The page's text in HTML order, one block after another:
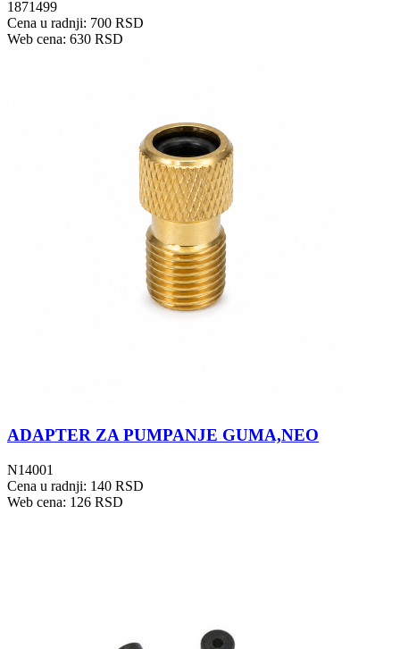
1871499
Cena u radnji: 700 RSD
Web cena: 630 RSD
ADAPTER ZA PUMPANJE GUMA,NEO
N14001
Cena u radnji: 140 RSD
Web cena: 126 RSD